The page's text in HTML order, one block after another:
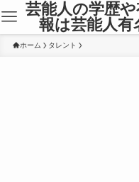
芸能人の学歴
報は芸能人有
ホーム タレント